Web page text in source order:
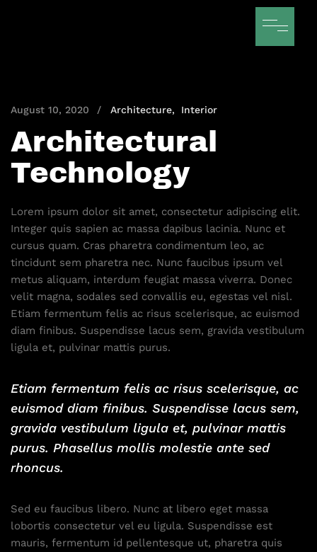
August 10, 2020 Architecture Interior
Architectural
Technology
Lorem ipsum dolor sit amet, consectetur adipiscing elit.
Integer quis sapien ac massa dapibus lacinia. Nunc et
cursus quam. Cras pharetra condimentum leo, ac
tincidunt sem pharetra nec. Nunc faucibus ipsum vel
metus aliquam, interdum feugiat massa viverra. Donec
velit magna, sodales sed convallis eu, egestas vel nisl.
Etiam fermentum felis ac risus scelerisque, ac euismod
diam finibus. Suspendisse lacus sem, gravida vestibulum
ligula et, pulvinar mattis purus.
Etiam fermentum felis ac risus scelerisque, ac
euismod diam finibus. Suspendisse lacus sem,
gravida vestibulum ligula et, pulvinar mattis
purus. Phasellus mollis molestie ante sed
rhoncus.
Sed eu faucibus libero. Nunc at libero eget massa
lobortis consectetur vel eu ligula. Suspendisse est
mauris, fermentum id pellentesque ut, pharetra quis